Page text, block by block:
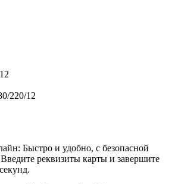
220/12
Быстро и удобно, с безопасной
реквизиты карты и завершите